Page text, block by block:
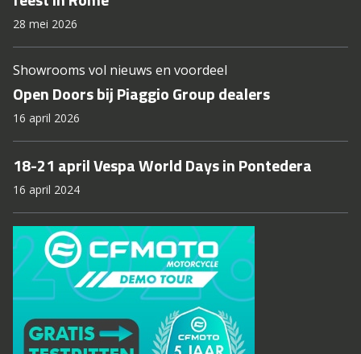
28 mei 2026
Showrooms vol nieuws en voordeel
Open Doors bij Piaggio Group dealers
16 april 2026
18-21 april Vespa World Days in Pontedera
16 april 2024